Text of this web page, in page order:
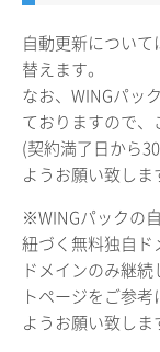
自動更新につい
替えます。
なお、WINGパッ
ておりますので
(契約満了日から
ようお願い致しま
※WINGパックの
紐づく無料独自ド
ドメインのみ継
トページをご参
ようお願い致しま